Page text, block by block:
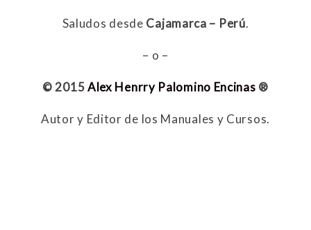
Saludos desde Cajamarca – Perú.
– o –
© 2015Alex Henrry Palomino Encinas ®
Autor y Editor de los Manuales y Cursos.